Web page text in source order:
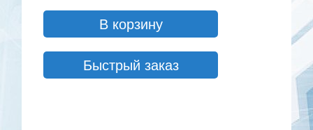
В корзину
Быстрый заказ